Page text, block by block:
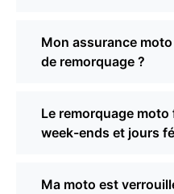
Mon assurance
de remorquage ?
Le remorquage
week-ends et jours
Ma moto est